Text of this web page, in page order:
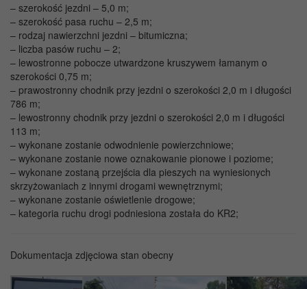
– szerokość jezdni – 5,0 m;
– szerokość pasa ruchu – 2,5 m;
– rodzaj nawierzchni jezdni – bitumiczna;
– liczba pasów ruchu – 2;
– lewostronne pobocze utwardzone kruszywem łamanym o
szerokości 0,75 m;
– prawostronny chodnik przy jezdni o szerokości 2,0 m i długości
786 m;
– lewostronny chodnik przy jezdni o szerokości 2,0 m i długości
113 m;
– wykonane zostanie odwodnienie powierzchniowe;
– wykonane zostanie nowe oznakowanie pionowe i poziome;
– wykonane zostaną przejścia dla pieszych na wyniesionych
skrzyżowaniach z innymi drogami wewnętrznymi;
– wykonane zostanie oświetlenie drogowe;
– kategoria ruchu drogi podniesiona została do KR2;
Dokumentacja zdjęciowa stan obecny